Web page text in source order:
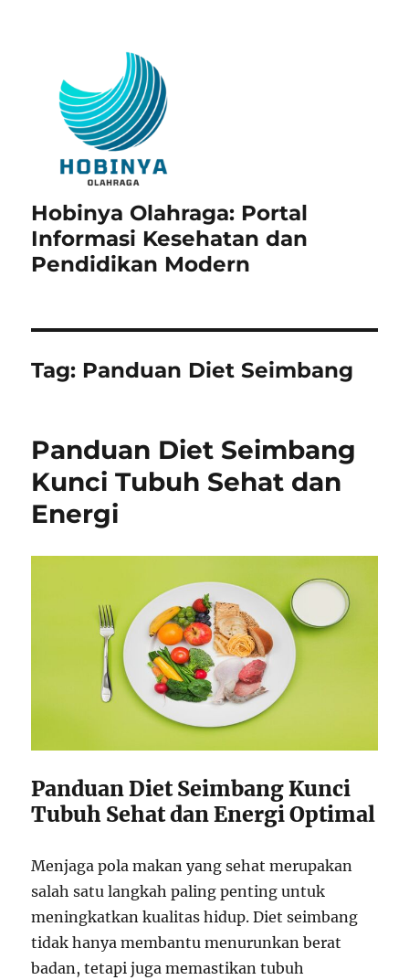
Hobinya Olahraga: Portal
Informasi Kesehatan dan
Pendidikan Modern
Tag: Panduan Diet Seimbang
Panduan Diet Seimbang
Kunci Tubuh Sehat dan
Energi
Panduan Diet Seimbang Kunci
Tubuh Sehat dan Energi Optimal
Menjaga pola makan yang sehat merupakan
salah satu langkah paling penting untuk
meningkatkan kualitas hidup. Diet seimbang
tidak hanya membantu menurunkan berat
badan, tetapi juga memastikan tubuh